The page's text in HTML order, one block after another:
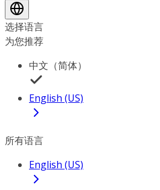
选择语言
为您推荐
中文（简体）
English (US)
所有语言
English (US)